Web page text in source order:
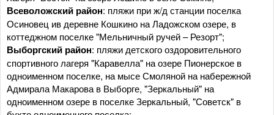
Всеволожский район: пляжи при ж/д станции поселка
Осиновец ив деревне Кошкино на Ладожском озере, в
коттеджном поселке "Мельничный ручей – Резорт";
Выборгский район: пляжи детского оздоровительного
спортивного лагеря "Каравелла" на озере Пионерское в
одноименном поселке, на мысе Смоляной на набережной
Адмирала Макарова в Выборге, "Зеркальный" на
одноименном озере в поселке Зеркальный, "Советск" в